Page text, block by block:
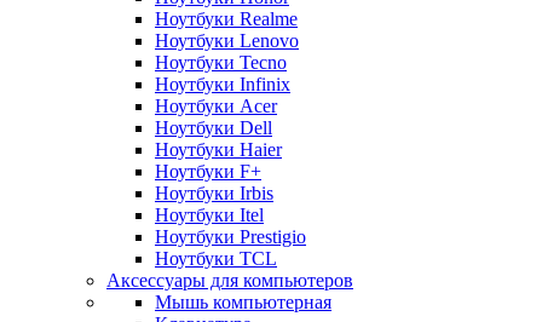
Ноутбуки Realme
Ноутбуки Lenovo
Ноутбуки Tecno
Ноутбуки Infinix
Ноутбуки Acer
Ноутбуки Dell
Ноутбуки Haier
Ноутбуки F+
Ноутбуки Irbis
Ноутбуки Itel
Ноутбуки Prestigio
Ноутбуки TCL
Аксессуары для компьютеров
Мышь компьютерная